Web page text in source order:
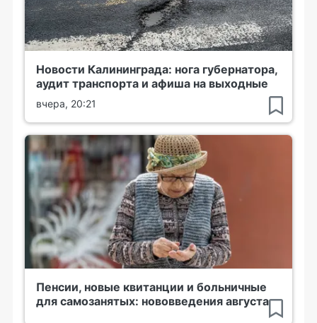
Новости Калининграда: нога губернатора,
аудит транспорта и афиша на выходные
вчера, 20:21
Пенсии, новые квитанции и больничные
для самозанятых: нововведения августа